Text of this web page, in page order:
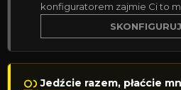
konfiguratorem zajmie Ci to
Jedźcie razem, płaćcie